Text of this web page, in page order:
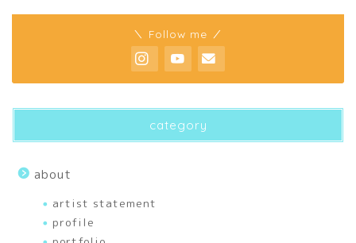
＼ Follow me ／
category
about
artist statement
profile
biography